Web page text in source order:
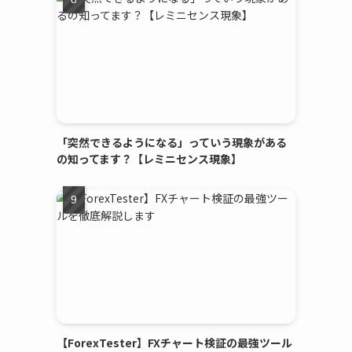
「突然できるようになる」っていう現象がある
の知ってます？【レミニセンス現象】
【ForexTester】FXチャート検証の最強ツール